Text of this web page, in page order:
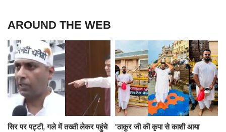
AROUND THE WEB
सिर पर पट्टी, गले में तख्ती लेकर पहुंचे
'ठाकुर जी की कृपा से काशी आया